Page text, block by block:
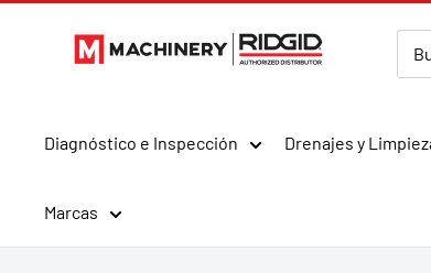
directamente
Diagnóstico e Inspección Drenajes y
Marcas